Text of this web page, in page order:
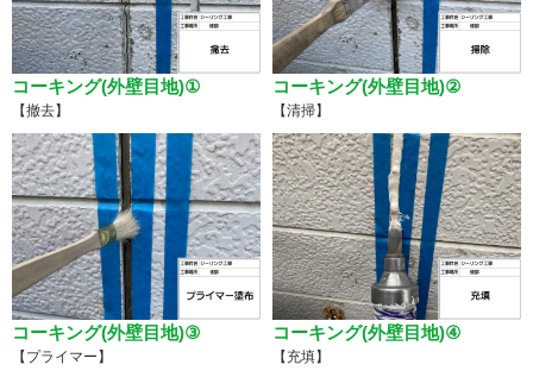
コーキング(外壁目地)①
【撤去】
コーキング(外壁目地)②
【清掃】
コーキング(外壁目地)③
【プライマー】
コーキング(外壁目地)④
【充填】